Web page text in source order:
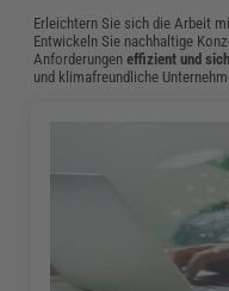
Erleichtern Sie sich die Arbeit
Entwickeln Sie nachhaltige
Anforderungeneffizient und
und klimafreundliche